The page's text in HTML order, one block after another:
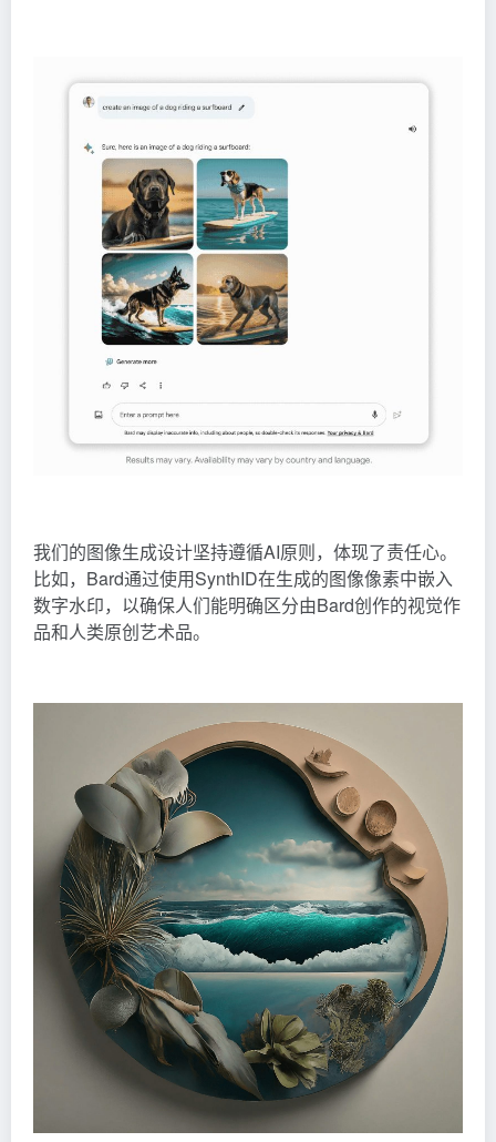
我们的图像生成设计坚持遵循AI原则，体现了责任心。
比如，Bard通过使用SynthID在生成的图像像素中嵌入
数字水印，以确保人们能明确区分由Bard创作的视觉作
品和人类原创艺术品。